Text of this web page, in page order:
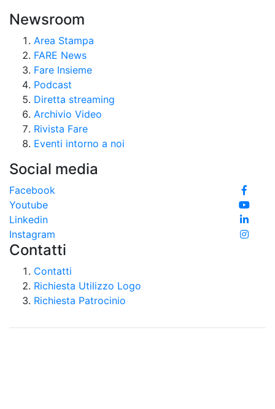
Newsroom
Area Stampa
FARE News
Fare Insieme
Podcast
Diretta streaming
Archivio Video
Rivista Fare
Eventi intorno a noi
Social media
Facebook
Youtube
Linkedin
Instagram
Contatti
Contatti
Richiesta Utilizzo Logo
Richiesta Patrocinio